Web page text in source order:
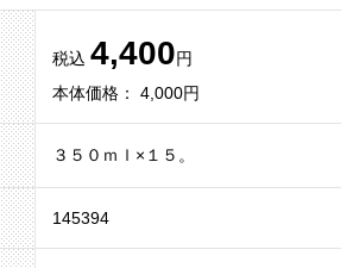
税込 4,400円
本体価格： 4,000円
３５０ｍｌ×１５。
145394